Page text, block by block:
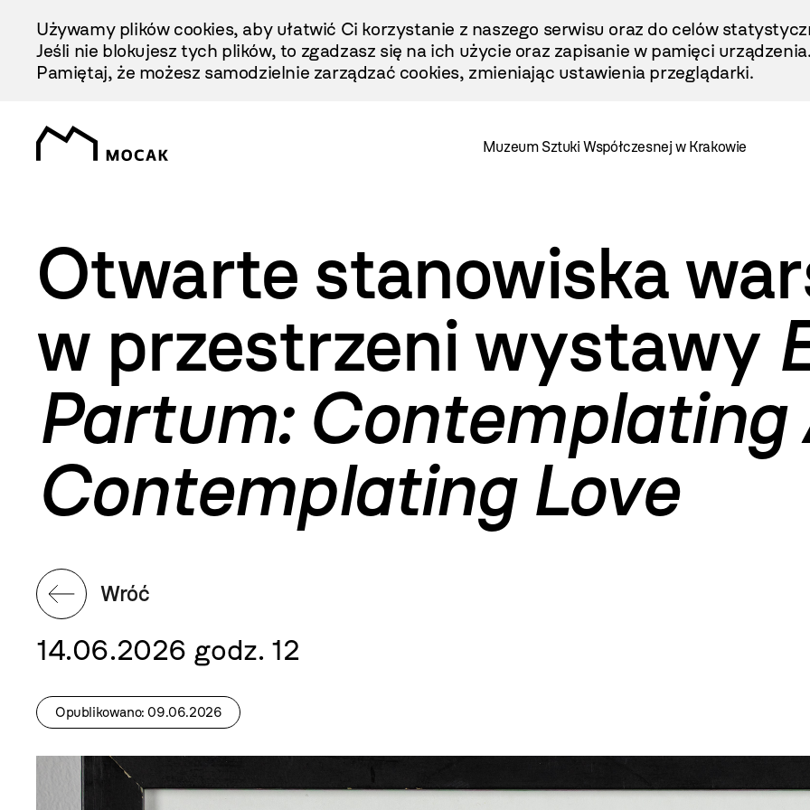
Treści
Używamy plików cookies, aby ułatwić Ci korzystanie z naszego serwisu oraz do celów
Jeśli nie blokujesz tych plików, to zgadzasz się na ich użycie oraz zapisanie w pamięci
Pamiętaj, że możesz samodzielnie zarządzać cookies, zmieniając ustawienia przeglądarki.
Muzeum Sztuki Współczesnej w Krakowie
Otwarte stanowiska
w przestrzeni wystawy
Partum: Contemplating
Contemplating Love
Wróć
14.06.2026 godz. 12
Opublikowano: 09.06.2026